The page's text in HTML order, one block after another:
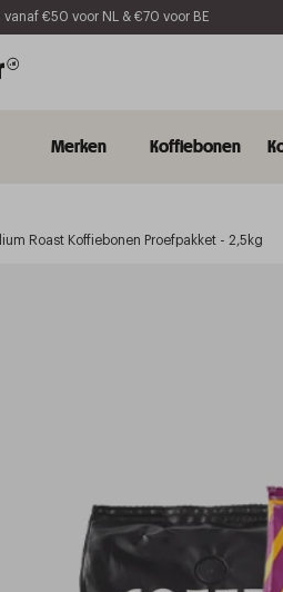
€50 voor NL & €70 voor BE
Merken Koffiebonen
Roast Koffiebonen Proefpakket - 2,5kg